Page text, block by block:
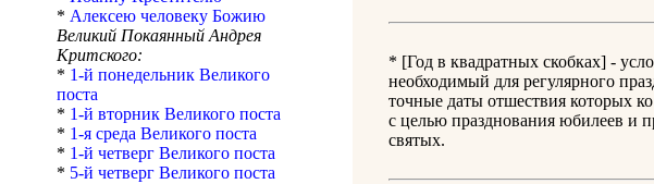
* Алексею человеку Божию
Великий Покаянный Андрея
Критского:
* 1-й понедельник Великого
поста
* 1-й вторник Великого поста
* 1-я среда Великого поста
* 1-й четверг Великого поста
* 5-й четверг Великого поста
* [Год в квадратных скобках] -
необходимый для регулярного
точные даты отшествия которых
с целью празднования юбилеев и
святых.